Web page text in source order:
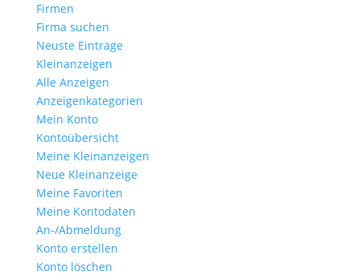
Firmen
Firma suchen
Neuste Einträge
Kleinanzeigen
Alle Anzeigen
Anzeigen­kategorien
Mein Konto
Kontoübersicht
Meine Kleinanzeigen
Neue Kleinanzeige
Meine Favoriten
Meine Kontodaten
An-/Abmeldung
Konto erstellen
Konto löschen